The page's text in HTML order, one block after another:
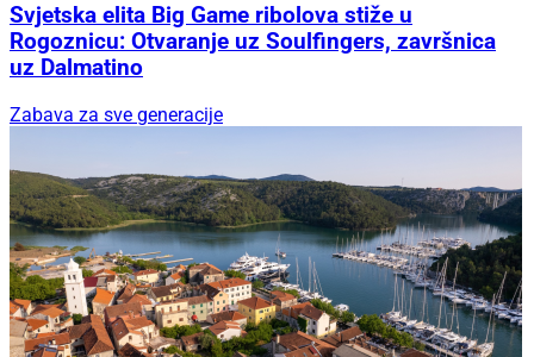
Svjetska elita Big Game ribolova stiže u
Rogoznicu: Otvaranje uz Soulfingers, završnica
uz Dalmatino
Zabava za sve generacije